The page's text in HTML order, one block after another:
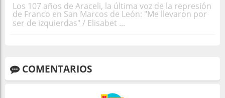
Los 107 años de Araceli, la última voz de la represión
de Franco en San Marcos de León: "Me llevaron por
ser de izquierdas" / Elisabet ...
COMENTARIOS